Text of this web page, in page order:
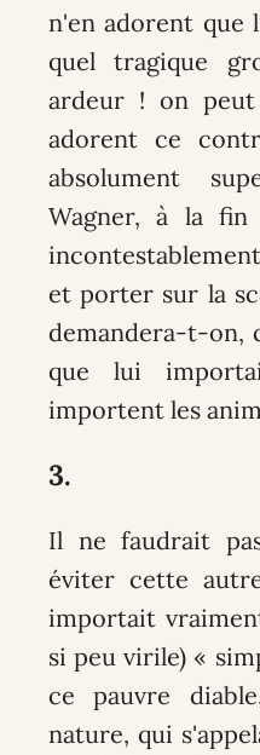
n'en adorent que
quel tragique
ardeur ! on
adorent ce
absolument
Wagner, à la
et porter sur la
demandera-t-on,
que lui
importent les
3.
Il ne faudrait
éviter cette
importait
si peu virile) «
ce pauvre
nature, qui